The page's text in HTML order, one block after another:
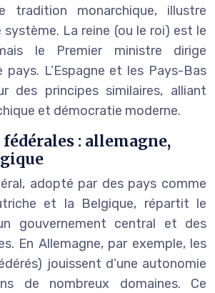
tradition monarchique, illustre
La reine (ou le roi) est le
le Premier ministre dirige
L’Espagne et les Pays-Bas
des principes similaires, alliant
et démocratie moderne.
: allemagne,
adopté par des pays comme
et la Belgique, répartit le
gouvernement central et des
En Allemagne, par exemple, les
jouissent d’une autonomie
de nombreux domaines. Ce